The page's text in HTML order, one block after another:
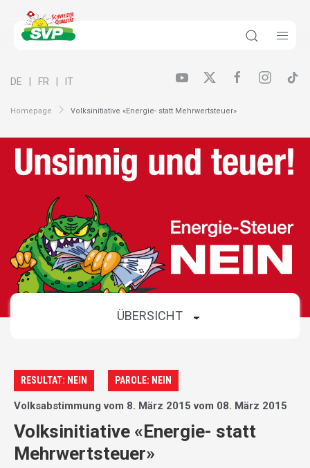
Homepage Volksinitiative «Energie- statt Mehrwertsteuer»
DE FR IT
RESULTAT: NEIN PAROLE: NEIN
Volksabstimmung vom 8. März 2015 vom 08. März 2015
Volksinitiative «Energie- statt
Mehrwertsteuer»